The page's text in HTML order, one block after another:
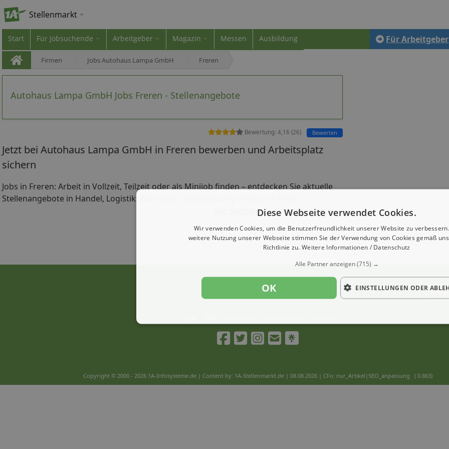
Stellenmarkt
Start Für Jobsuchende Arbeitgeber Magazin Messen Ausbildung Für Arbeitgeber
Firmen Jobs Autohaus Lampa GmbH Freren
Autohaus Lampa GmbH Jobs Freren - Stellenangebote
Bewertung: 4,16 (26) Bewerten
Jetzt bei Autohaus Lampa GmbH in Freren bewerben und Arbeitsplatz
sichern
Jobs in Freren: Arbeit in Vollzeit, Teilzeit oder als Minijob finden – entdecken Sie aktuelle
Stellenangebote in Handel, Logistik, Büro oder Dienstleistung direkt in Freren.
Job-Suchanzeige jetzt inserieren
Copyright © 2000 - 2026 1A-Infosysteme.de | Content by: 1A-Stellenmarkt.de | 08.08.2026 | CFo: nur_Artikel|SEO_anpassung ( 0.863)
Diese Webseite verwendet Cookies.
Wir verwenden Cookies, um die Benutzerfreundlichkeit unserer Website zu
weitere Nutzung unserer Webseite stimmen Sie der Verwendung von Cookies gemäß
Richtlinie zu. Weitere Informationen / Datenschutz
Alle Partner anzeigen(715) →
OK EINSTELLUNGEN ODER